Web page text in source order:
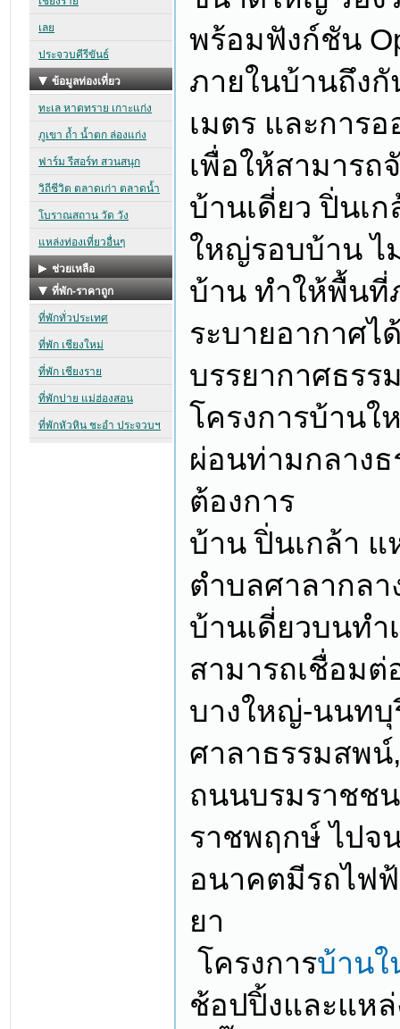
พร้อมฟังก์ชัน
ภายในบ้านถึง
เมตร และการ
เพื่อให้สามาร
บ้านเดี่ยว ปิ่นเ
ใหญ่รอบบ้าน ไ
บ้าน ทำให้พื้นที่
ระบายอากาศไ
บรรยากาศธรร
โครงการบ้านใ
ผ่อนท่ามกลาง
ต้องการ
บ้าน ปิ่นเกล้า
ตำบลศาลากลา
บ้านเดี่ยวบนทำ
สามารถเชื่อม
บางใหญ่-นนทบุ
ศาลาธรรมสพ
ถนนบรมราชช
ราชพฤกษ์ ไปจ
อนาคตมีรถไฟ
ยา
​ โครงการบ้านใ
ช้อปปิ้งและแห